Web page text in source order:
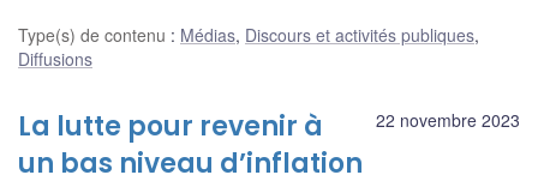
Type(s) de contenu : Médias, Discours et activités publiques,
Diffusions
22 novembre 2023
La lutte pour revenir à
un bas niveau d’inflation